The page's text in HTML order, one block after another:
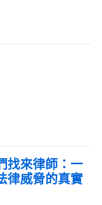
找來律師：一
律威脅的真實